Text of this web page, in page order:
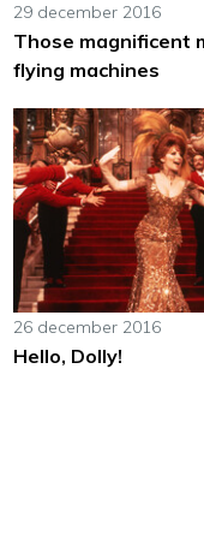
29 december 2016
Those magnificent
flying machines
26 december 2016
Hello, Dolly!